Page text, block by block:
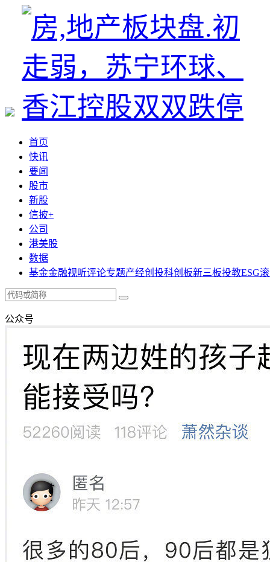
首页
快讯
要闻
股市
新股
信披+
公司
港美股
数据
基金金融视听评论专题产经创投科创板新三板投教ESG
公众号